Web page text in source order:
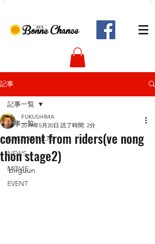
記事
記事一覧
RACE RESULTS
NEWS
MOVIE
EVENT
記事一覧
comment from riders(ve nong
thon stage2)
FUKUSHIMA
2019年5月20日 読了時間: 2分
bilguun